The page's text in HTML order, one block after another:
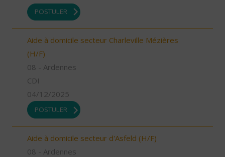
POSTULER
Aide à domicile secteur Charleville Mézières
(H/F)
08 - Ardennes
CDI
04/12/2025
POSTULER
Aide à domicile secteur d'Asfeld (H/F)
08 - Ardennes